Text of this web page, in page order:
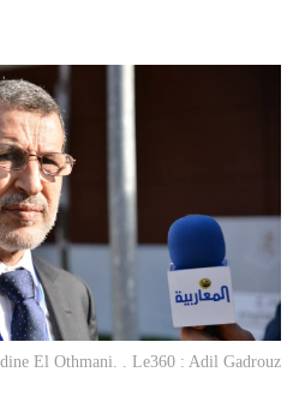
El Othmani. . Le360 : Adil Gadrouz